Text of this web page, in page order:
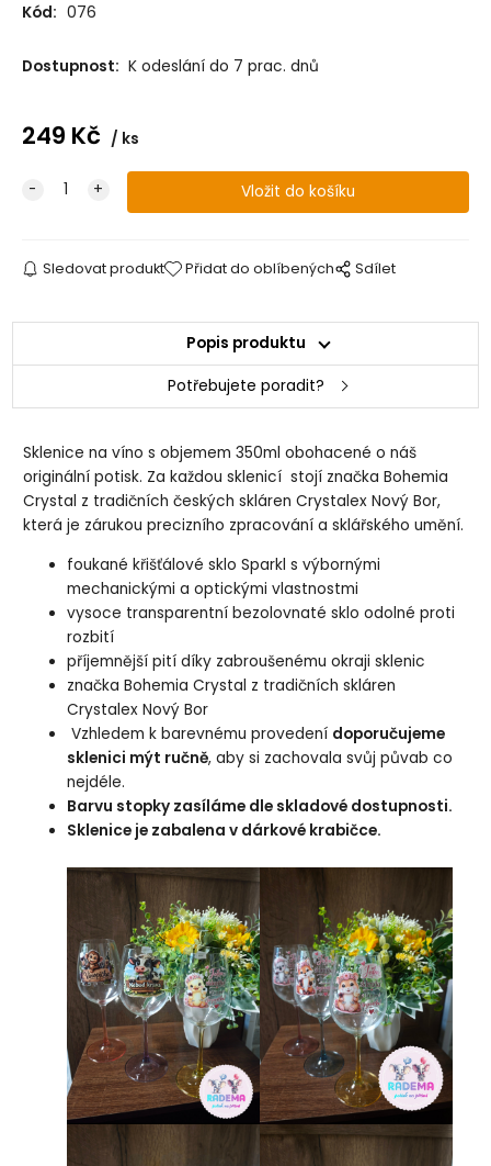
Kód: 076
Dostupnost: K odeslání do 7 prac. dnů
249 Kč ks
Sledovat produkt Přidat do oblíbených Sdílet
Popis produktu
Potřebujete poradit?
Sklenice na víno s objemem 350ml obohacené o náš
originální potisk. Za každou sklenicí stojí značka Bohemia
Crystal z tradičních českých skláren Crystalex Nový Bor,
která je zárukou precizního zpracování a sklářského umění.
foukané křišťálové sklo Sparkl s výbornými
mechanickými a optickými vlastnostmi
vysoce transparentní bezolovnaté sklo odolné proti
rozbití
příjemnější pití díky zabroušenému okraji sklenic
značka Bohemia Crystal z tradičních skláren
Crystalex Nový Bor
Vzhledem k barevnému provedení doporučujeme
sklenici mýt ručně, aby si zachovala svůj půvab co
nejdéle.
Barvu stopky zasíláme dle skladové dostupnosti.
Sklenice je zabalena v dárkové krabičce.